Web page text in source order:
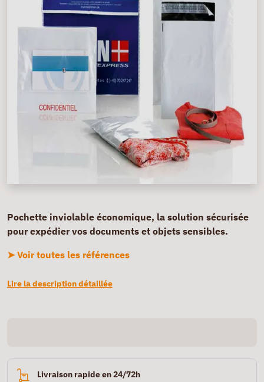
Pochette inviolable économique, la solution sécurisée
pour expédier vos documents et objets sensibles.
➤ Voir toutes les références
Lire la description détaillée
Livraison rapide en 24/72h